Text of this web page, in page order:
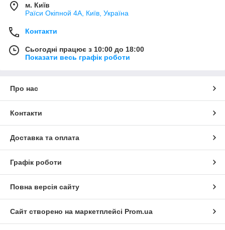
м. Київ
Раїси Окіпной 4А, Київ, Україна
Контакти
Сьогодні працює з 10:00 до 18:00
Показати весь графік роботи
Про нас
Контакти
Доставка та оплата
Графік роботи
Повна версія сайту
Сайт створено на маркетплейсі Prom.ua